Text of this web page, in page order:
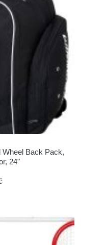
Wheel Back Pack,
24"